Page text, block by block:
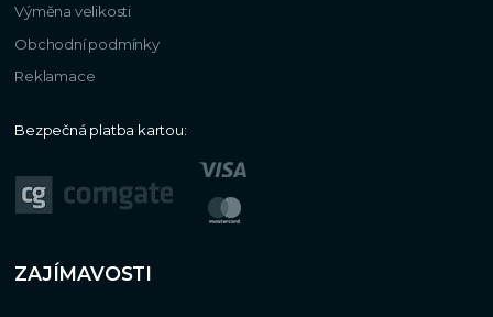
Výměna velikosti
Obchodní podmínky
Reklamace
Bezpečná platba kartou:
ZAJÍMAVOSTI